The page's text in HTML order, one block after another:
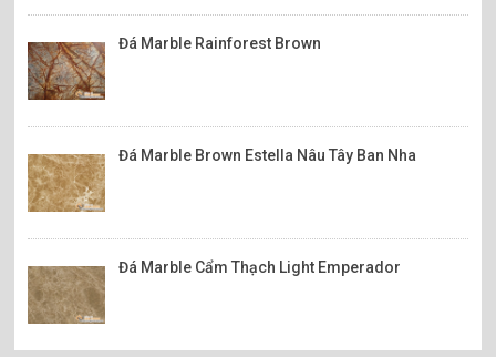
Đá Marble Rainforest Brown
Đá Marble Brown Estella Nâu Tây Ban Nha
Đá Marble Cẩm Thạch Light Emperador